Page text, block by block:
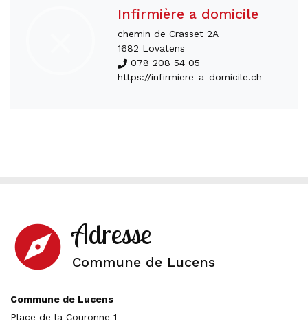
Infirmière a domicile
chemin de Crasset 2A
1682 Lovatens
078 208 54 05
https://infirmiere-a-domicile.ch
explore Adresse
Commune de Lucens
Commune de Lucens
Place de la Couronne 1